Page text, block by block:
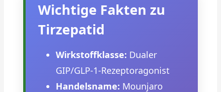
Wichtige Fakten zu
Tirzepatid
Wirkstoffklasse: Dualer
GIP/GLP-1-Rezeptoragonist
Handelsname: Mounjaro